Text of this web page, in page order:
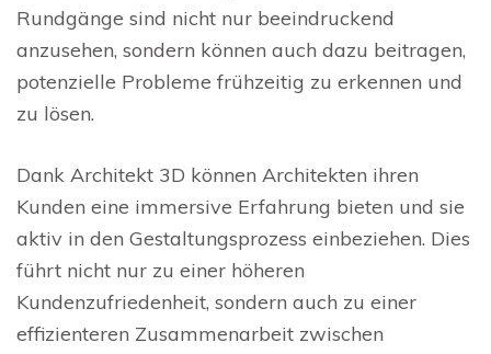
Rundgänge sind nicht nur beeindruckend
anzusehen, sondern können auch dazu beitragen,
potenzielle Probleme frühzeitig zu erkennen und
zu lösen.
Dank Architekt 3D können Architekten ihren
Kunden eine immersive Erfahrung bieten und sie
aktiv in den Gestaltungsprozess einbeziehen. Dies
führt nicht nur zu einer höheren
Kundenzufriedenheit, sondern auch zu einer
effizienteren Zusammenarbeit zwischen